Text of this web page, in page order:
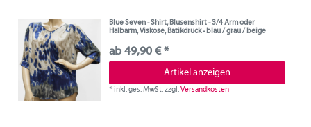
Blue Seven - Shirt, Blusenshirt - 3/4 Arm oder
Halbarm, Viskose, Batikdruck - blau / grau / beige
ab 49,90 € *
Artikel anzeigen
*inkl. ges. MwSt.zzgl.Versandkosten